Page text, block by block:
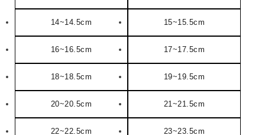
14~14.5cm 15~15.5cm
16~16.5cm 17~17.5cm
18~18.5cm 19~19.5cm
20~20.5cm 21~21.5cm
22~22.5cm 23~23.5cm